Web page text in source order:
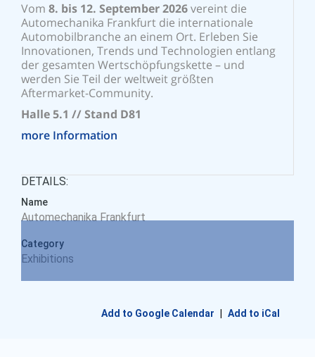
Vom 8. bis 12. September 2026vereint die
Automechanika Frankfurt die internationale
Automobilbranche an einem Ort. Erleben Sie
Innovationen, Trends und Technologien entlang
der gesamten Wertschöpfungskette – und
werden Sie Teil der weltweit größten
Aftermarket-Community.
Halle 5.1 // Stand D81
more Information
DETAILS:
Name
Automechanika Frankfurt
Category
Exhibitions
Add to Google Calendar Add to iCal